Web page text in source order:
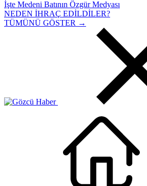
İşte Medeni Batının Özgür Medyası
NEDEN İHRAÇ EDİLDİLER?
TÜMÜNÜ GÖSTER →